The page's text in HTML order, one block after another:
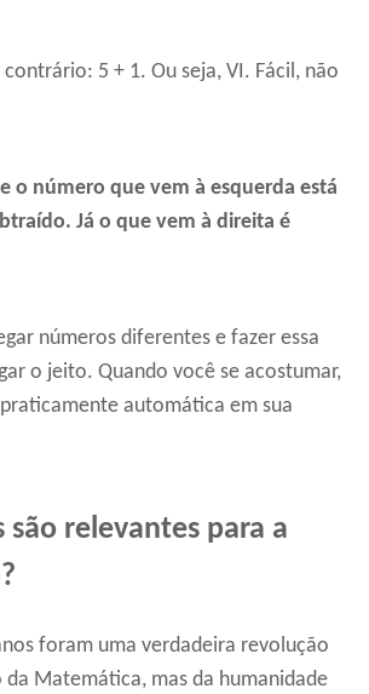
5 + 1. Ou seja, VI. Fácil, não
o número que vem à esquerda está
Já o que vem à direita é
números diferentes e fazer essa
o jeito. Quando você se acostumar,
automática em sua
são relevantes para a
foram uma verdadeira revolução
da Matemática, mas da humanidade